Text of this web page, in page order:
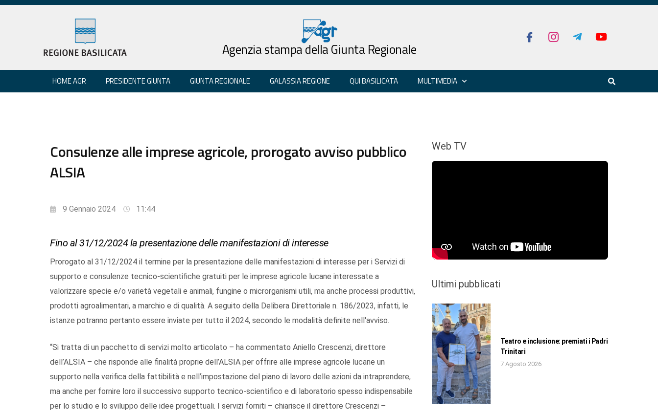
Agenzia stampa della Giunta Regionale
HOME AGR PRESIDENTE GIUNTA GIUNTA REGIONALE GALASSIA REGIONE QUI BASILICATA MULTIMEDIA
Consulenze alle imprese agricole, prorogato avviso pubblico
ALSIA
9 Gennaio 2024 11:44
Fino al 31/12/2024 la presentazione delle manifestazioni di interesse
Prorogato al 31/12/2024 il termine per la presentazione delle manifestazioni di interesse per i Servizi di
supporto e consulenze tecnico-scientifiche gratuiti per le imprese agricole lucane interessate a
valorizzare specie e/o varietà vegetali e animali, fungine o microrganismi utili, ma anche processi produttivi,
prodotti agroalimentari, a marchio e di qualità. A seguito della Delibera Direttoriale n. 186/2023, infatti, le
istanze potranno pertanto essere inviate per tutto il 2024, secondo le modalità definite nell'avviso.
“Si tratta di un pacchetto di servizi molto articolato – ha commentato Aniello Crescenzi, direttore
dell’ALSIA – che risponde alle finalità proprie dell’ALSIA per offrire alle imprese agricole lucane un
supporto nella verifica della fattibilità e nell’impostazione del piano di lavoro delle azioni da intraprendere,
ma anche per fornire loro il successivo supporto tecnico-scientifico e di laboratorio spesso indispensabile
per lo studio e lo sviluppo delle idee progettuali. I servizi forniti – chiarisce il direttore Crescenzi –
Web TV
Ultimi pubblicati
Teatro e inclusione: premiati i Padri
Trinitari
7 Agosto 2026